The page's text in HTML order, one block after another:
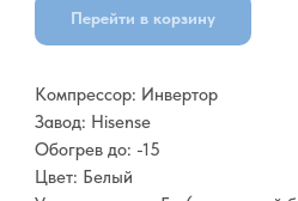
Перейти в корзину
Компрессор: Инвертор
Завод: Hisense
Обогрев до: -15
Цвет: Белый